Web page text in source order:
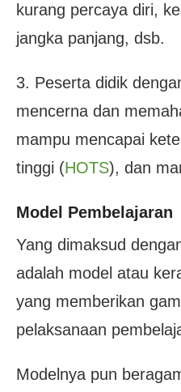
kurang percaya diri,
jangka panjang, dsb.
3. Peserta didik
mencerna dan
mampu mencapai
tinggi (HOTS), dan
Model Pembelajaran
Yang dimaksud
adalah model atau
yang memberikan
pelaksanaan
Modelnya pun